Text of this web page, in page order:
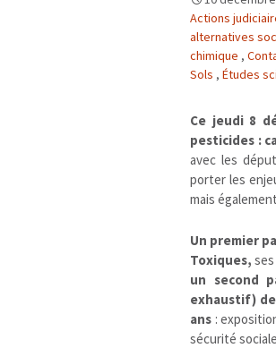
Actions
alternatives
chimique ,
Sols , Études
Ce jeudi 8
pesticides :
avec les
porter les
mais
Un premier
Toxiques,
un second
exhaustif)
ans :
sécurité